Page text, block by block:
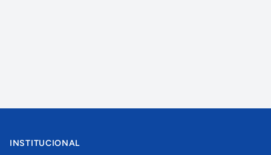
INSTITUCIONAL